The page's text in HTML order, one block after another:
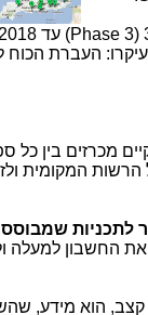
העברת הכוח
מכרזים בין כל
המקומית
לתכניות
החשבון למעלה
קצב, הוא מידע,